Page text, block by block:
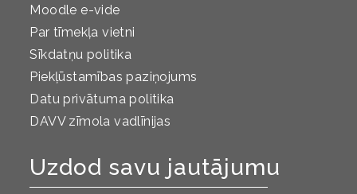
Moodle e-vide
Par tīmekļa vietni
Sīkdatņu politika
Piekļūstamības paziņojums
Datu privātuma politika
DAVV zīmola vadlīnijas
Uzdod savu jautājumu